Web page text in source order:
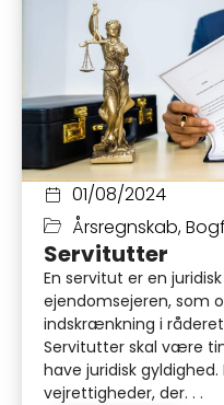
01/08/2024
Årsregnskab,
Servitutter
En servitut er en
ejendomsejeren, som
indskrænkning i
Servitutter skal være
have juridisk
vejrettigheder, der. . .